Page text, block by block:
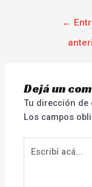
←
Dejá un
Tu dirección de
Los campos
acá...